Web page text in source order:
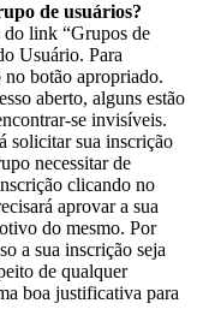
de usuários?
do link “Grupos de
Usuário. Para
botão apropriado.
aberto, alguns estão
se invisíveis.
solicitar sua inscrição
necessitar de
clicando no
aprovar a sua
do mesmo. Por
a sua inscrição seja
de qualquer
boa justificativa para